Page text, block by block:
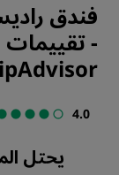
فندق
-
4.0
يحتل المرتبة 1 من 5